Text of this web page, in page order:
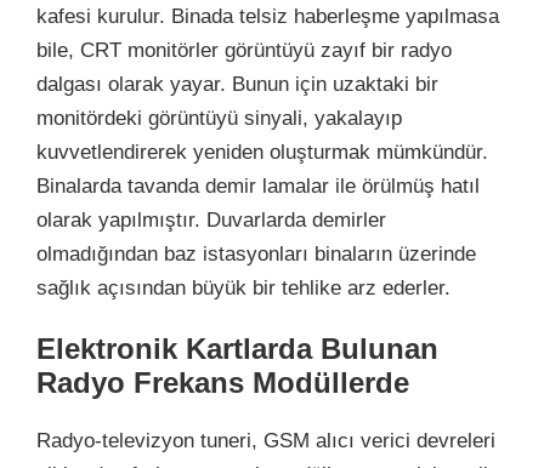
kafesi kurulur. Binada telsiz haberleşme yapılmasa
bile, CRT monitörler görüntüyü zayıf bir radyo
dalgası olarak yayar. Bunun için uzaktaki bir
monitördeki görüntüyü sinyali, yakalayıp
kuvvetlendirerek yeniden oluşturmak mümkündür.
Binalarda tavanda demir lamalar ile örülmüş hatıl
olarak yapılmıştır. Duvarlarda demirler
olmadığından baz istasyonları binaların üzerinde
sağlık açısından büyük bir tehlike arz ederler.
Elektronik Kartlarda Bulunan
Radyo Frekans Modüllerde
Radyo-televizyon tuneri, GSM alıcı verici devreleri